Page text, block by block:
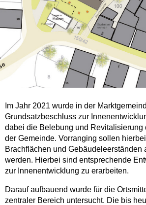
Im Jahr 2021 wurde in der
Grundsatzbeschluss zur
dabei die Belebung und Revitalisierung
der Gemeinde. Vorranging sollen
Brachflächen und Gebäudeleerständen
werden. Hierbei sind entsprechende
zur Innenentwicklung zu erarbeiten.
Darauf aufbauend wurde für die
zentraler Bereich untersucht. Die bis